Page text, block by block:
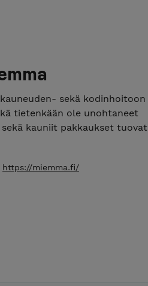
sekä kodinhoitoon
tietenkään ole unohtaneet
sekä kauniit pakkaukset tuovat
https://miemma.fi/